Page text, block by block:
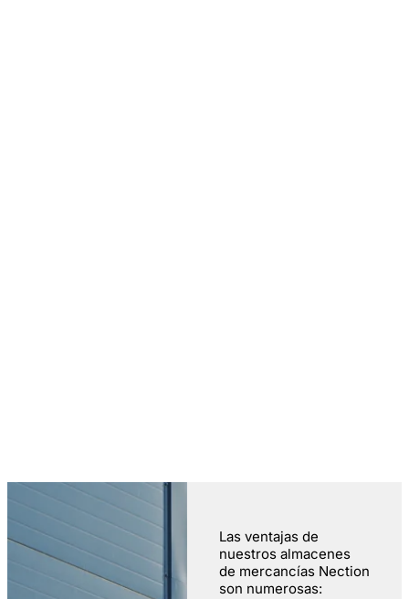
Las ventajas de
nuestros almacenes
de mercancías Nection
son numerosas: